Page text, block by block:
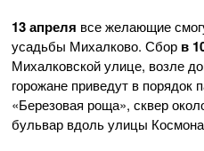
13 апреля все желающие
усадьбы Михалково. Сбор в
Михалковской улице, возле
горожане приведут в порядок
«Березовая роща», сквер
бульвар вдоль улицы